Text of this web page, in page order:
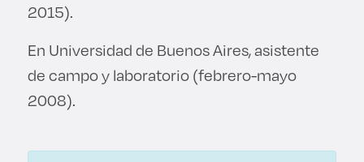
2015).
En Universidad de Buenos Aires, asistente
de campo y laboratorio (febrero-mayo
2008).